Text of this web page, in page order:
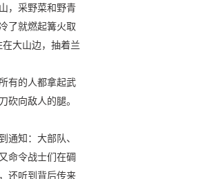
，采野菜和野青
了就燃起篝火取
大山边，抽着兰
有的人都拿起武
砍向敌人的腿。
通知：大部队、
命令战士们在碉
还听到背后传来